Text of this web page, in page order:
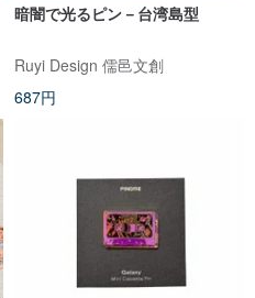
暗闇で光るピン－台湾島型
Ruyi Design 儒邑文創
687円